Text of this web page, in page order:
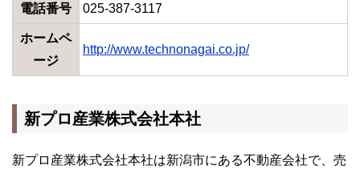
電話番号 025-387-3117
ホームペ
ージ
http://www.technonagai.co.jp/
新プロ産業株式会社本社
新プロ産業株式会社本社は新潟市にある不動産会社で、売